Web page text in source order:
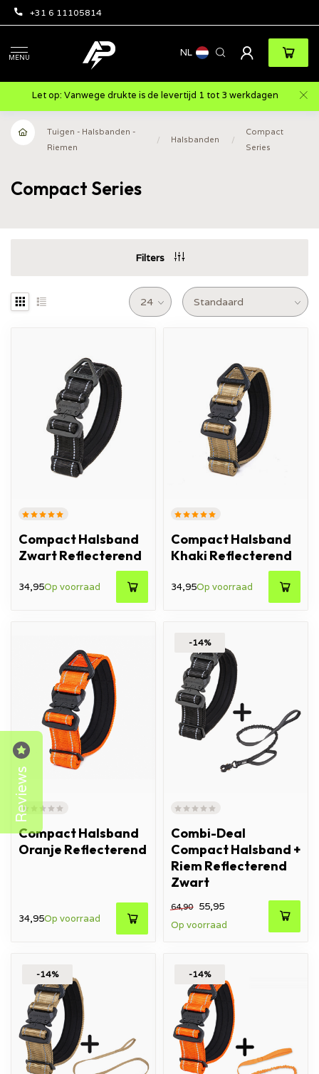
+31 6 11105814
MENU NL
Let op: Vanwege drukte is de levertijd 1 tot 3 werkdagen
Tuigen - Halsbanden -
Riemen
/ Halsbanden /
Compact
Series
Compact Series
Filters
Compact Halsband
Zwart Reflecterend
34,95Op voorraad
Compact Halsband
Khaki Reflecterend
34,95Op voorraad
Compact Halsband
Oranje Reflecterend
34,95Op voorraad
-14%
Combi-Deal
Compact Halsband +
Riem Reflecterend
Zwart
64,90 55,95
Op voorraad
-14% -14%
Reviews